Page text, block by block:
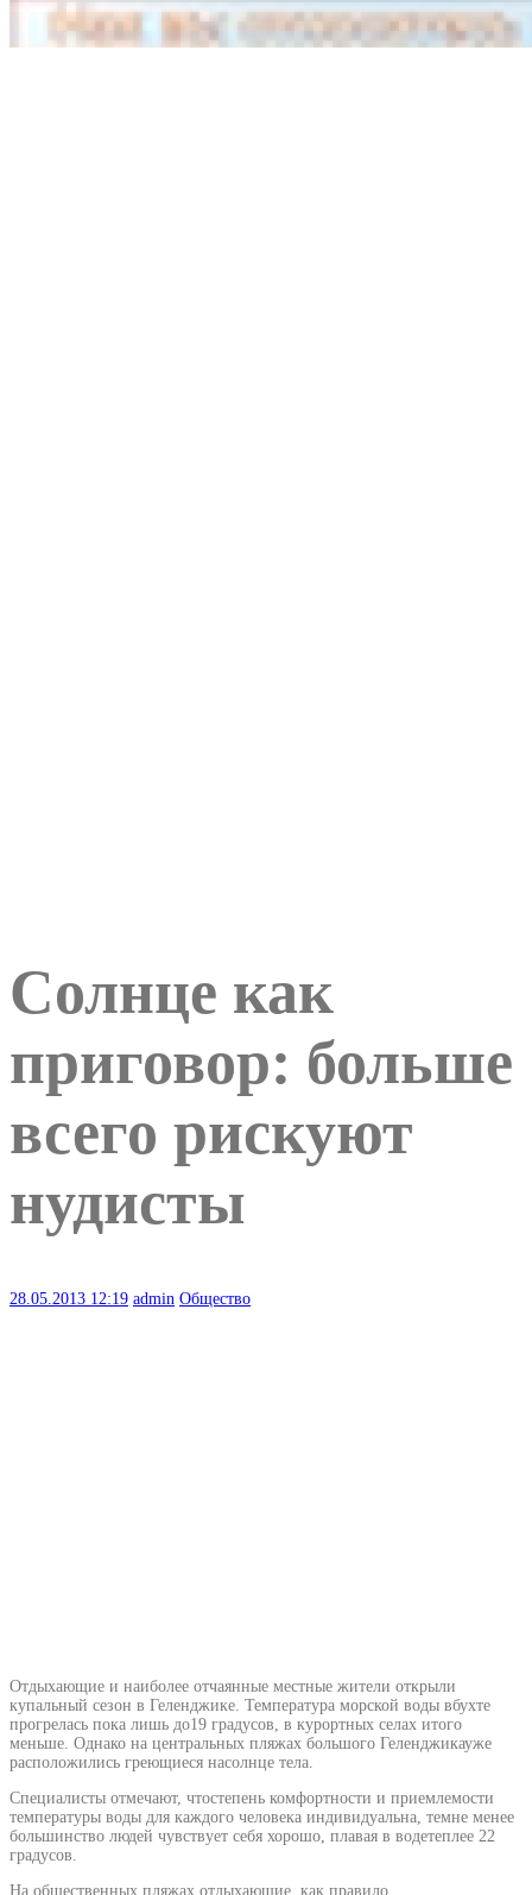
Солнце как
приговор: больше
всего рискуют
нудисты
28.05.2013 12:19 admin Общество
Отдыхающие и наиболее отчаянные местные жители открыли
купальный сезон в Геленджике. Температура морской воды вбухте
прогрелась пока лишь до19 градусов, в курортных селах итого
меньше. Однако на центральных пляжах большого Геленджикауже
расположились греющиеся насолнце тела.
Специалисты отмечают, чтостепень комфортности и приемлемости
температуры воды для каждого человека индивидуальна, темне менее
большинство людей чувствует себя хорошо, плавая в водетеплее 22
градусов.
На общественных пляжах отдыхающие, как правило,